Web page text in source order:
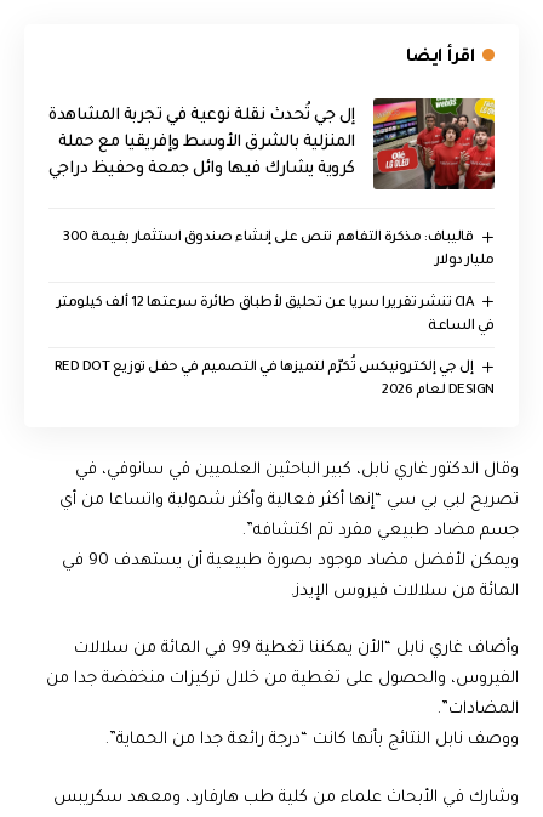
اقرأ ايضا
إل جي تُحدث نقلة نوعية في تجربة المشاهدة
المنزلية بالشرق الأوسط وإفريقيا مع حملة
كروية يشارك فيها وائل جمعة وحفيظ دراجي
قاليباف: مذكرة التفاهم تنص على إنشاء صندوق استثمار بقيمة 300
مليار دولار
CIA تنشر تقريرا سريا عن تحليق لأطباق طائرة سرعتها 12 ألف كيلومتر
في الساعة
إل جي إلكترونيكس تُكرّم لتميزها في التصميم في حفل توزيع RED DOT
DESIGN لعام 2026
وقال الدكتور غاري نابل، كبير الباحثين العلميين في سانوفي، في
تصريح لبي بي سي “إنها أكثر فعالية وأكثر شمولية واتساعا من أي
جسم مضاد طبيعي مفرد تم اكتشافه”.
ويمكن لأفضل مضاد موجود بصورة طبيعية أن يستهدف 90 في
المائة من سلالات فيروس الإيدز.
وأضاف غاري نابل “الأن يمكننا تغطية 99 في المائة من سلالات
الفيروس، والحصول على تغطية من خلال تركيزات منخفضة جدا من
المضادات”.
ووصف نابل النتائج بأنها كانت “درجة رائعة جدا من الحماية”.
وشارك في الأبحاث علماء من كلية طب هارفارد، ومعهد سكريبس